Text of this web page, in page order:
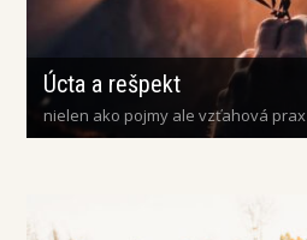
Úcta a rešpekt
nielen ako pojmy ale vzťahová prax